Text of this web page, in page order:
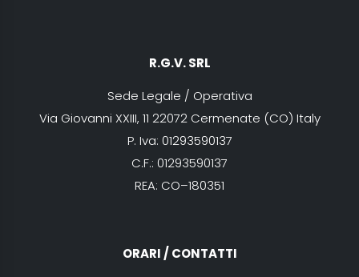
R.G.V. SRL
Sede Legale / Operativa
Via Giovanni XXIII, 11 22072 Cermenate (CO) Italy
P. Iva: 01293590137
C.F.: 01293590137
REA: CO–180351
ORARI / CONTATTI